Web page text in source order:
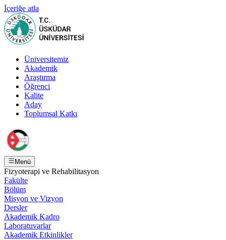
İçeriğe atla
Üniversitemiz
Akademik
Araştırma
Öğrenci
Kalite
Aday
Toplumsal Katkı
Menü
Fizyoterapi ve Rehabilitasyon
Fakülte
Bölüm
Misyon ve Vizyon
Dersler
Akademik Kadro
Laboratuvarlar
Akademik Etkinlikler